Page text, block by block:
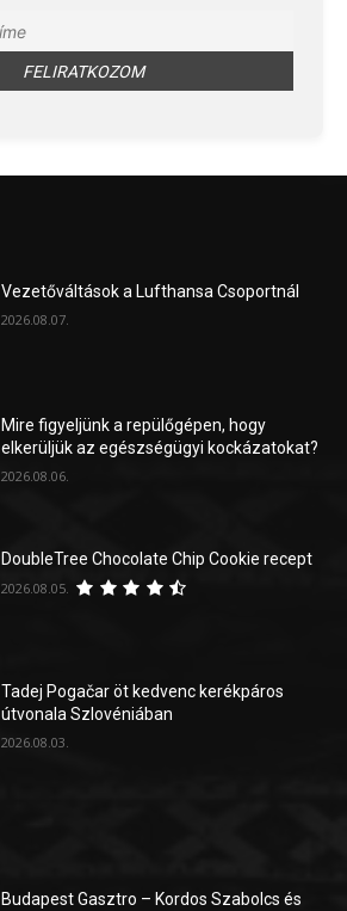
Vezetőváltások a Lufthansa Csoportnál
2026.08.07.
Mire figyeljünk a repülőgépen, hogy
elkerüljük az egészségügyi kockázatokat?
2026.08.06.
DoubleTree Chocolate Chip Cookie recept
2026.08.05.
Tadej Pogačar öt kedvenc kerékpáros
útvonala Szlovéniában
2026.08.03.
Budapest Gasztro – Kordos Szabolcs és